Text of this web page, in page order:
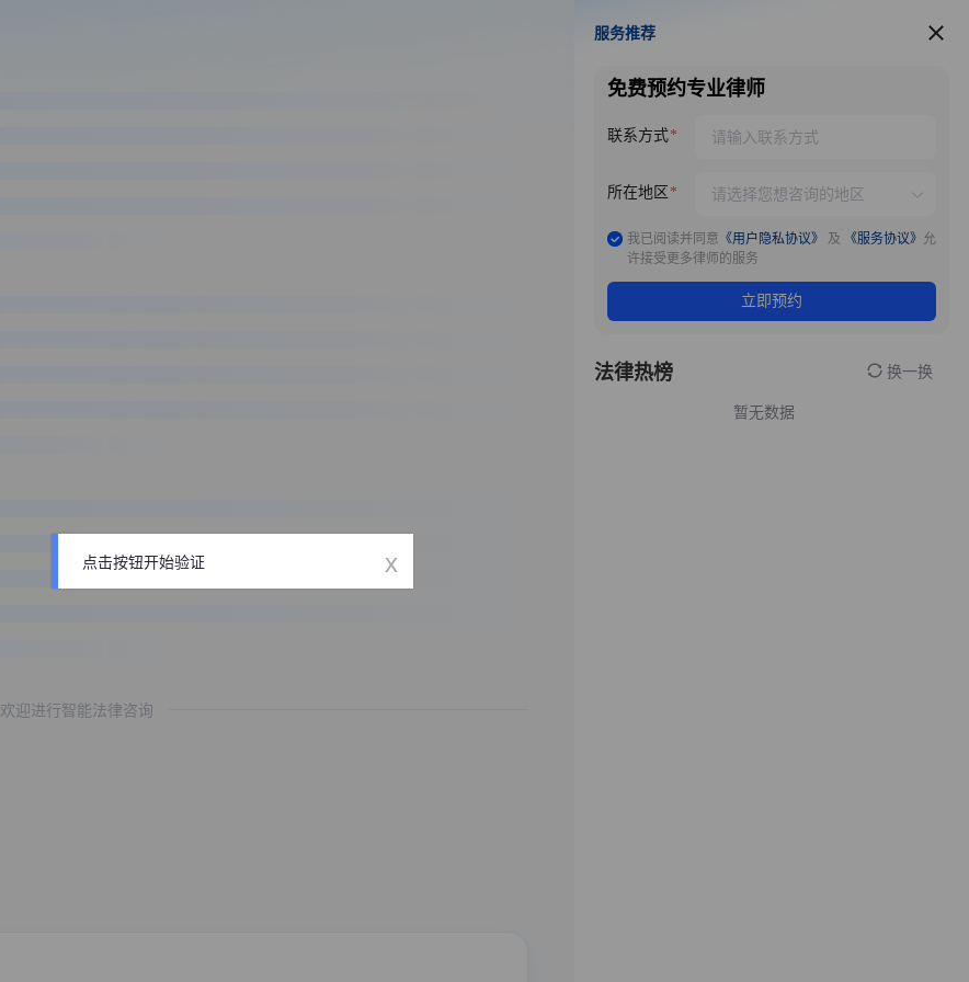
欢迎进行智能法律咨询
服务推荐
服务推荐
免费预约专业律师
联系方式
所在地区
我已阅读并同意 《用户隐私协议》 及 《服务协议》 允
许接受更多律师的服务
立即预约
法律热榜 换一换
暂无数据
点击按钮开始验证 x